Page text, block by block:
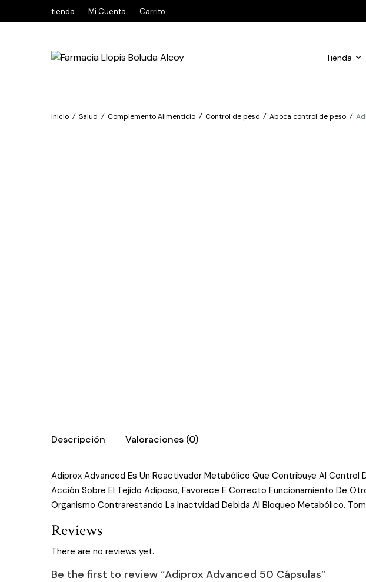
tienda Mi Cuenta Carrito
Tienda
Inicio / Salud / Complemento Alimenticio / Control de peso / Aboca control de peso /
Descripción Valoraciones (0)
Adiprox Advanced Es Un Reactivador Metabólico Que Contribuye Al Control
Acción Sobre El Tejido Adiposo, Favorece E Correcto Funcionamiento De
Organismo Contrarestando La Inactvidad Debida Al Bloqueo Metabólico.
Reviews
There are no reviews yet.
Be the first to review “Adiprox Advanced 50 Cápsulas”